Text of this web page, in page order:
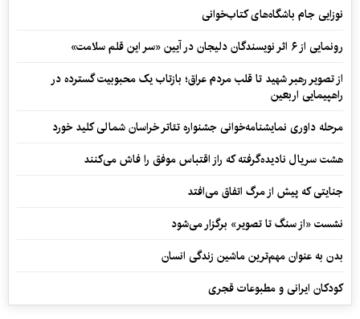
نوزایی جام باشگاه‌های کتاب‌خوانی
رونمایی از ۶ اثر نویسندگان دلیجان در آیین «سر این قلم سلامت»
از تصویر رهبر شهید تا قلب مردم عراق؛ بازتاب یک محبوبیت گسترده در
راهپیمایی اربعین
مرحله داوری نمایشنامه‌خوانی جشنواره تئاتر خراسان شمالی کلید خورد
هشت سریال نادیده‌گرفته که راز اقتباس موفق را فاش می‌کنند
جنایتی که پیش از مرگ اتفاق می‌افتد
نشست «از سنگ تا تصویر» برگزار می‌شود
بدن به عنوان مهم‌ترین ماشین زندگی انسان
کودکان ایرانی و مطبوعات قجری